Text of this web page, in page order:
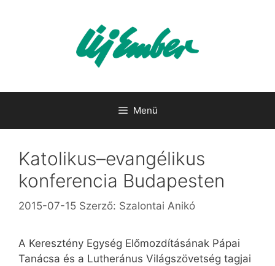
Menü
Katolikus–evangélikus
konferencia Budapesten
2015-07-15 Szerző: Szalontai Anikó
A Keresztény Egység Előmozdításának Pápai
Tanácsa és a Lutheránus Világszövetség tagjai